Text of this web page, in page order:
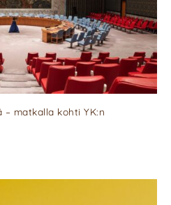
– matkalla kohti YK:n